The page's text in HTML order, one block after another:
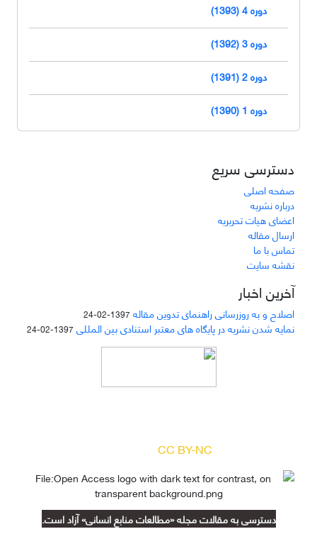
دوره 4 (1393)
دوره 3 (1392)
دوره 2 (1391)
دوره 1 (1390)
دسترسی سریع
صفحه اصلی
درباره نشریه
اعضای هیات تحریریه
ارسال مقاله
تماس با ما
نقشه سایت
آخرین اخبار
اصلاح و به روزرسانی راهنمای تدوین مقاله 1397-02-24
نمایه شدن نشریه در پایگاه های معتبر استنادی بین المللی 1397-02-24
CC BY-NC
دسترسی به مقالات مجله «مطالعات منابع انسانی» آزاد است.